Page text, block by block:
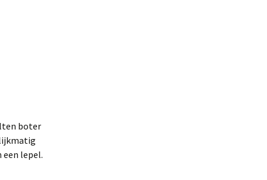
boter
een lepel.